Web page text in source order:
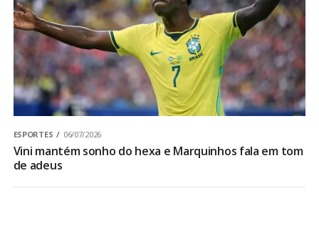
ESPORTES 06/07/2026
Vini mantém sonho do hexa e Marquinhos fala em tom
de adeus